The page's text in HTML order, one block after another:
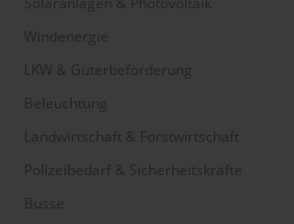
Windenergie
LKW & Güterbeförderung
Beleuchtung
Landwirtschaft & Forstwirtschaft
Polizeibedarf & Sicherheitskräfte
Busse